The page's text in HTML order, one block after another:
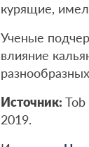
курящие,
Ученые
влияние
Источник:
2019.